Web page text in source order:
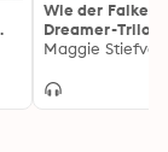
Wie der Falke
Dreamer-
Band 1
Maggie